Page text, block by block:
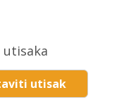
utisaka
utisak